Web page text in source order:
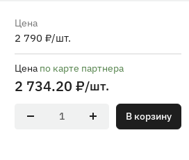
Цена
2 790 ₽/шт.
Цена по карте партнера
2 734.20 ₽/шт.
В корзину